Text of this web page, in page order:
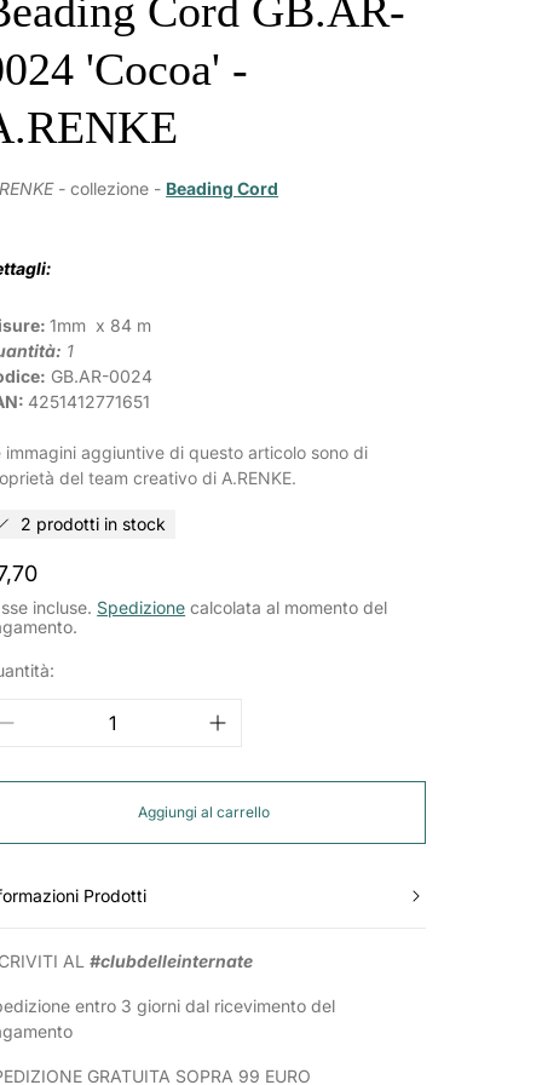
Cord GB.AR-
'Cocoa' -
-collezione - Beading Cord
1mm x 84 m
1
GB.AR-0024
4251412771651
immagini aggiuntive di questo articolo sono di
del team creativo di A.RENKE.
2 prodotti in stock
incluse. Spedizione calcolata al momento del
Aggiungi al carrello
Prodotti
AL#clubdelleinternate
entro 3 giorni dal ricevimento del
GRATUITA SOPRA 99 EURO